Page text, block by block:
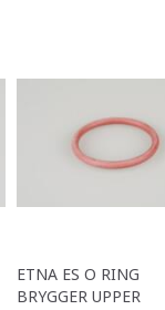
ETNA ES O RING
BRYGGER UPPER